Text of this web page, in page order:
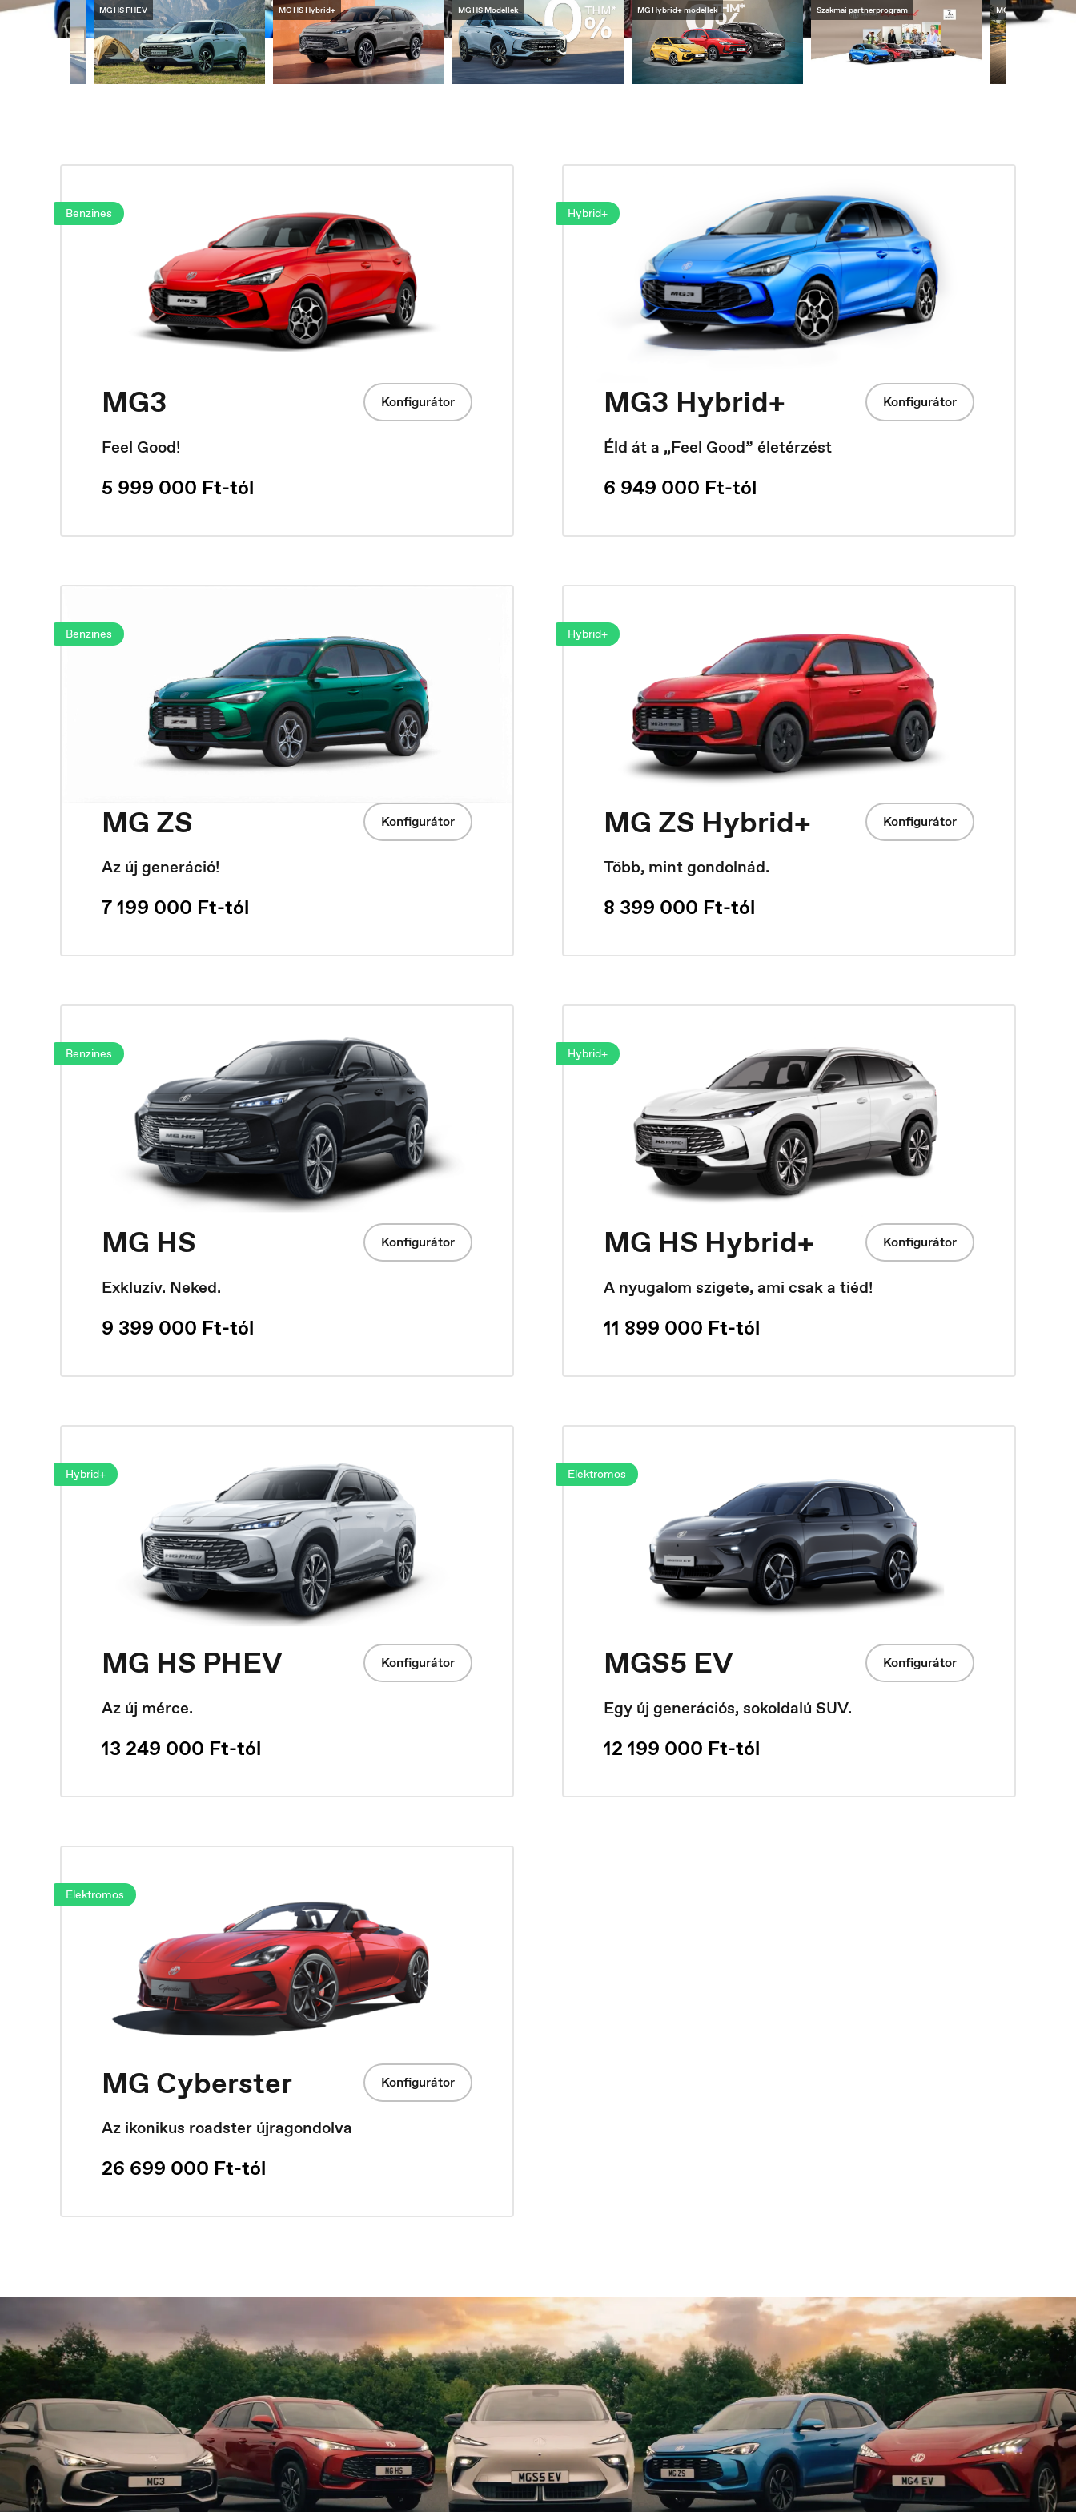
Deutschland
Deutsch
Europe
English
Français
Hungary
Magyar Íslenska Italiano
Français Македонски Nederlands Norsk
Österreich
Deutsch
Portugal
Português
Serbia
Srpski
Slovakia
Slovenčina
MG HS Modellek MG Hybrid+ modellek Szakmai partnerprogram MG Nyári ajánlatok MGS5 EV MG Cyberster
Benzines
MG3 Konfigurátor
Feel Good!
5 999 000 Ft-tól
Hybrid+
MG3 Hybrid+ Konfigurátor
Éld át a „Feel Good” életérzést
6 949 000 Ft-tól
Benzines
MG ZS Konfigurátor
Az új generáció!
7 199 000 Ft-tól
Hybrid+
MG ZS Hybrid+ Konfigurátor
Több, mint gondolnád.
8 399 000 Ft-tól
Benzines
MG HS Konfigurátor
Exkluzív. Neked.
9 399 000 Ft-tól
Hybrid+
MG HS Hybrid+ Konfigurátor
A nyugalom szigete, ami csak a tiéd!
11 899 000 Ft-tól
Hybrid+
MG HS PHEV Konfigurátor
Az új mérce.
13 249 000 Ft-tól
Elektromos
MGS5 EV Konfigurátor
Egy új generációs, sokoldalú SUV.
12 199 000 Ft-tól
Elektromos
MG Cyberster Konfigurátor
Az ikonikus roadster újragondolva
26 699 000 Ft-tól